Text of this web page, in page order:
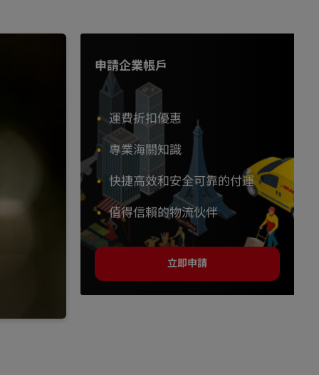
申請企業帳戶
運費折扣優惠
專業海關知識
快捷高效和安全可靠的付運
值得信賴的物流伙伴
立即申請